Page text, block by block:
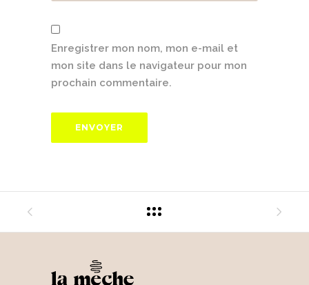
Enregistrer mon nom, mon e-mail et
mon site dans le navigateur pour mon
prochain commentaire.